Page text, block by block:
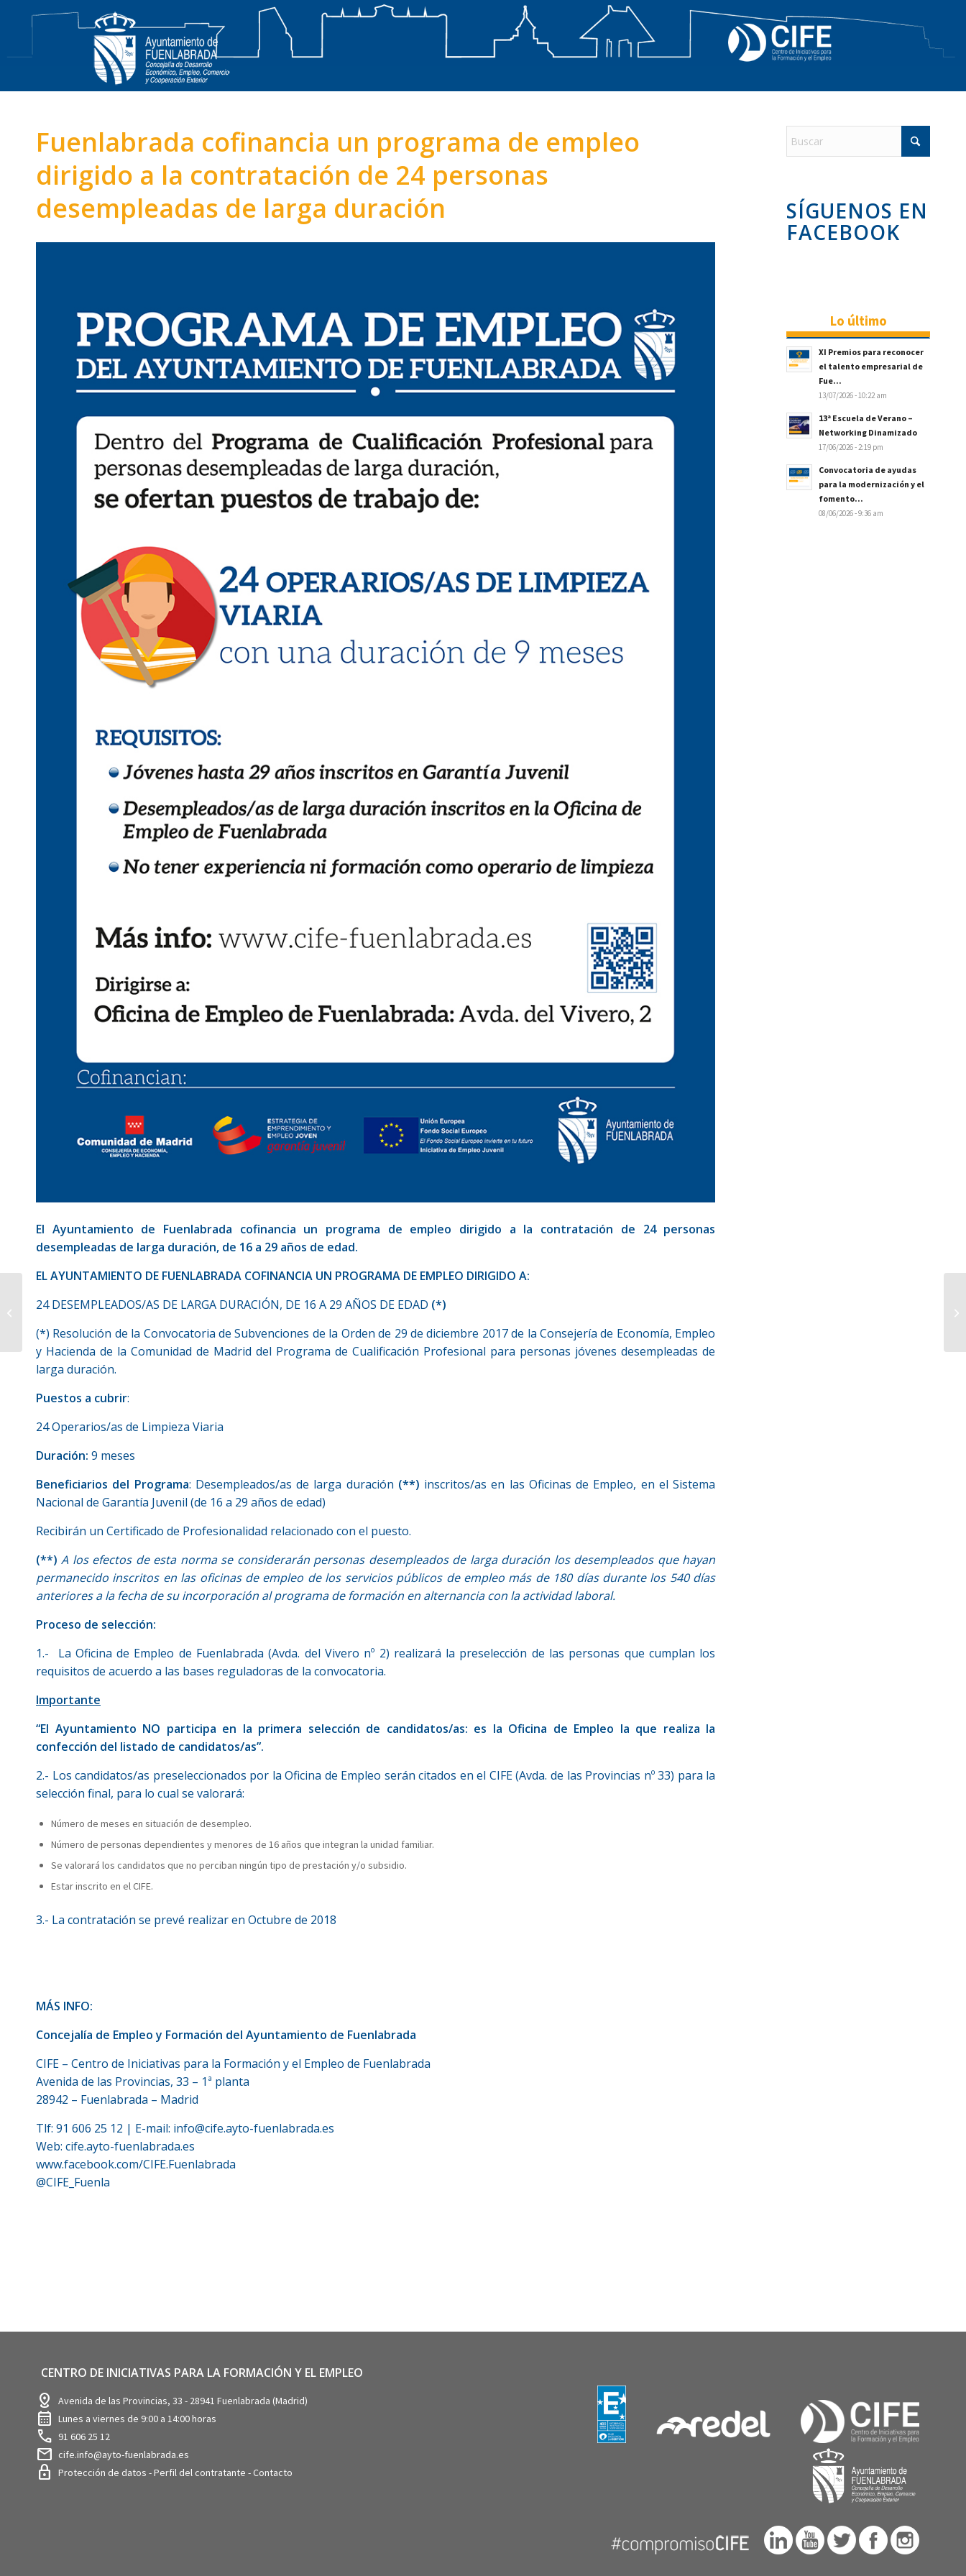
Fuenlabrada cofinancia un programa de empleo
dirigido a la contratación de 24 personas
desempleadas de larga duración
El Ayuntamiento de Fuenlabrada cofinancia un programa de empleo dirigido a la contratación de 24 personas
desempleadas de larga duración, de 16 a 29 años de edad.
EL AYUNTAMIENTO DE FUENLABRADA COFINANCIA UN PROGRAMA DE EMPLEO DIRIGIDO A:
24 DESEMPLEADOS/AS DE LARGA DURACIÓN, DE 16 A 29 AÑOS DE EDAD (*)
(*) Resolución de la Convocatoria de Subvenciones de la Orden de 29 de diciembre 2017 de la Consejería de Economía, Empleo
y Hacienda de la Comunidad de Madrid del Programa de Cualificación Profesional para personas jóvenes desempleadas de
larga duración.
Puestos a cubrir:
24 Operarios/as de Limpieza Viaria
Duración: 9 meses
Beneficiarios del Programa: Desempleados/as de larga duración (**) inscritos/as en las Oficinas de Empleo, en el Sistema
Nacional de Garantía Juvenil (de 16 a 29 años de edad)
Recibirán un Certificado de Profesionalidad relacionado con el puesto.
(**) A los efectos de esta norma se considerarán personas desempleados de larga duración los desempleados que hayan
permanecido inscritos en las oficinas de empleo de los servicios públicos de empleo más de 180 días durante los 540 días
anteriores a la fecha de su incorporación al programa de formación en alternancia con la actividad laboral.
Proceso de selección:
1.- La Oficina de Empleo de Fuenlabrada (Avda. del Vivero nº 2) realizará la preselección de las personas que cumplan los
requisitos de acuerdo a las bases reguladoras de la convocatoria.
Importante
“El Ayuntamiento NO participa en la primera selección de candidatos/as: es la Oficina de Empleo la que realiza la
confección del listado de candidatos/as”.
2.- Los candidatos/as preseleccionados por la Oficina de Empleo serán citados en el CIFE (Avda. de las Provincias nº 33) para la
selección final, para lo cual se valorará:
Número de meses en situación de desempleo.
Número de personas dependientes y menores de 16 años que integran la unidad familiar.
Se valorará los candidatos que no perciban ningún tipo de prestación y/o subsidio.
Estar inscrito en el CIFE.
3.- La contratación se prevé realizar en Octubre de 2018
MÁS INFO:
Concejalía de Empleo y Formación del Ayuntamiento de Fuenlabrada
CIFE – Centro de Iniciativas para la Formación y el Empleo de Fuenlabrada
Avenida de las Provincias, 33 – 1ª planta
28942 – Fuenlabrada – Madrid
Tlf: 91 606 25 12 | E-mail: info@cife.ayto-fuenlabrada.es
Web: cife.ayto-fuenlabrada.es
www.facebook.com/CIFE.Fuenlabrada
@CIFE_Fuenla
SÍGUENOS EN
FACEBOOK
Lo último
XI Premios para reconocer
el talento empresarial de
Fue...
13/07/2026 - 10:22 am
13ª Escuela de Verano –
Networking Dinamizado
17/06/2026 - 2:19 pm
Convocatoria de ayudas
para la modernización y el
fomento...
08/06/2026 - 9:36 am
CENTRO DE INICIATIVAS PARA LA FORMACIÓN Y EL EMPLEO
distance Avenida de las Provincias, 33 - 28941 Fuenlabrada (Madrid)
calendar_month Lunes a viernes de 9:00 a 14:00 horas
call 91 606 25 12
mail cife.info@ayto-fuenlabrada.es
lock Protección de datos -Perfil del contratante -Contacto
de Verano para el
Innovación en...